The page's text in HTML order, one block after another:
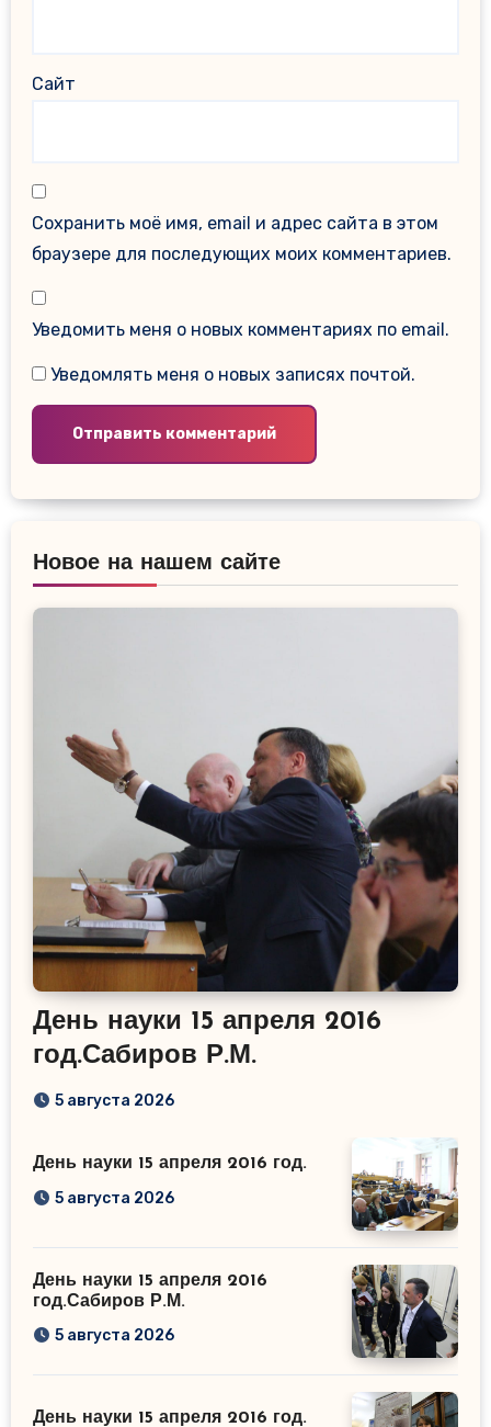
Сайт
Сохранить моё имя, email и адрес сайта в этом
браузере для последующих моих комментариев.
Уведомить меня о новых комментариях по email.
Уведомлять меня о новых записях почтой.
Новое на нашем сайте
День науки 15 апреля 2016
год.Сабиров Р.М.
5 августа 2026
День науки 15 апреля 2016 год.
5 августа 2026
День науки 15 апреля 2016
год.Сабиров Р.М.
5 августа 2026
День науки 15 апреля 2016 год.